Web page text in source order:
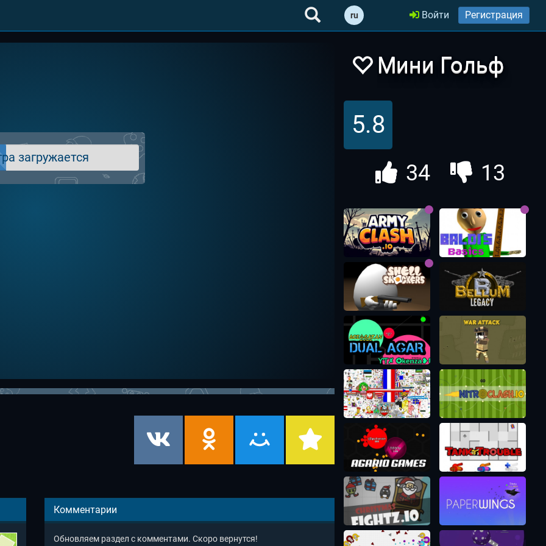
ru Войти Регистрация
загружается
Комментарии
Обновляем раздел с комментами. Скоро вернутся!
Мини Гольф
Онлайн
5.8
34 13